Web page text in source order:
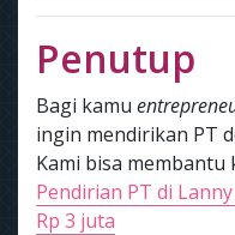
Penutup
Bagi kamu
ingin mendirikan PT
Kami bisa membantu
Pendirian PT di Lanny
Rp 3 juta